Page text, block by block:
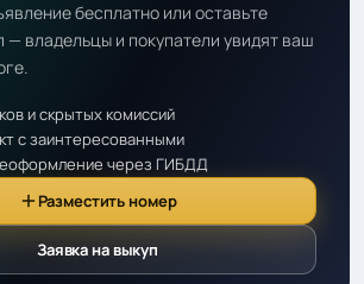
бесплатно или оставьте
— владельцы и покупатели увидят ваш
и скрытых комиссий
с заинтересованными
через ГИБДД
Разместить номер
Заявка на выкуп